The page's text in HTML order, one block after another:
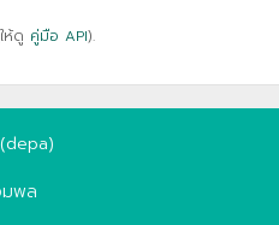
ห้ดู คู่มือ API).
มพล